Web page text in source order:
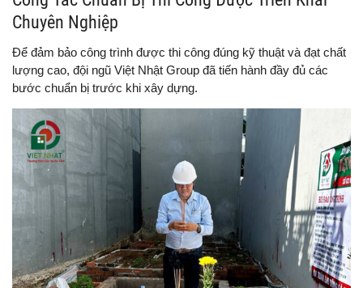
Chuyên Nghiệp
Để đảm bảo công trình được thi công đúng kỹ thuật và đạt chất
lượng cao, đội ngũ Việt Nhật Group đã tiến hành đầy đủ các
bước chuẩn bị trước khi xây dựng.